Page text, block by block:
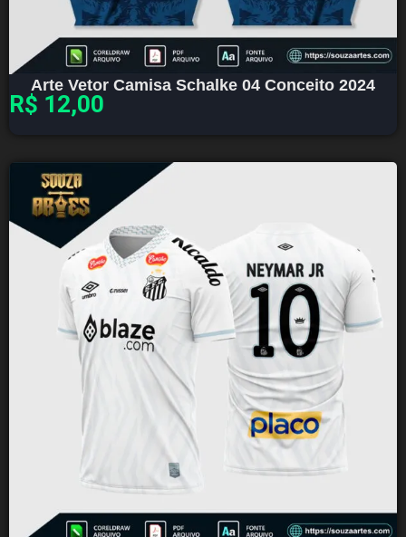
Arte Vetor Camisa Schalke 04 Conceito 2024
R$ 12,00